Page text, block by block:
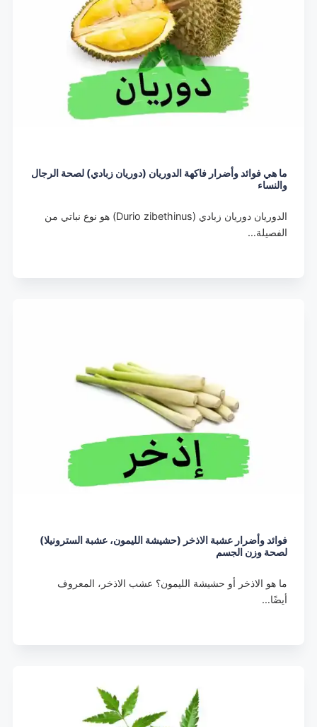
ما هي فوائد وأضرار فاكهة الدوريان (دوريان زبادي) لصحة الرجال
والنساء
الدوريان دوريان زبادي (Durio zibethinus) هو نوع نباتي من
الفصيلة…
فوائد وأضرار عشبة الاذخر (حشيشة الليمون، عشبة السترونيلا)
لصحة وزن الجسم
ما هو الاذخر أو حشيشة الليمون؟ عشب الاذخر، المعروف
أيضًا…